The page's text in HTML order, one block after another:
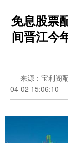
免息股票
间晋江今
来源：宝利阁
04-02 15:06:10